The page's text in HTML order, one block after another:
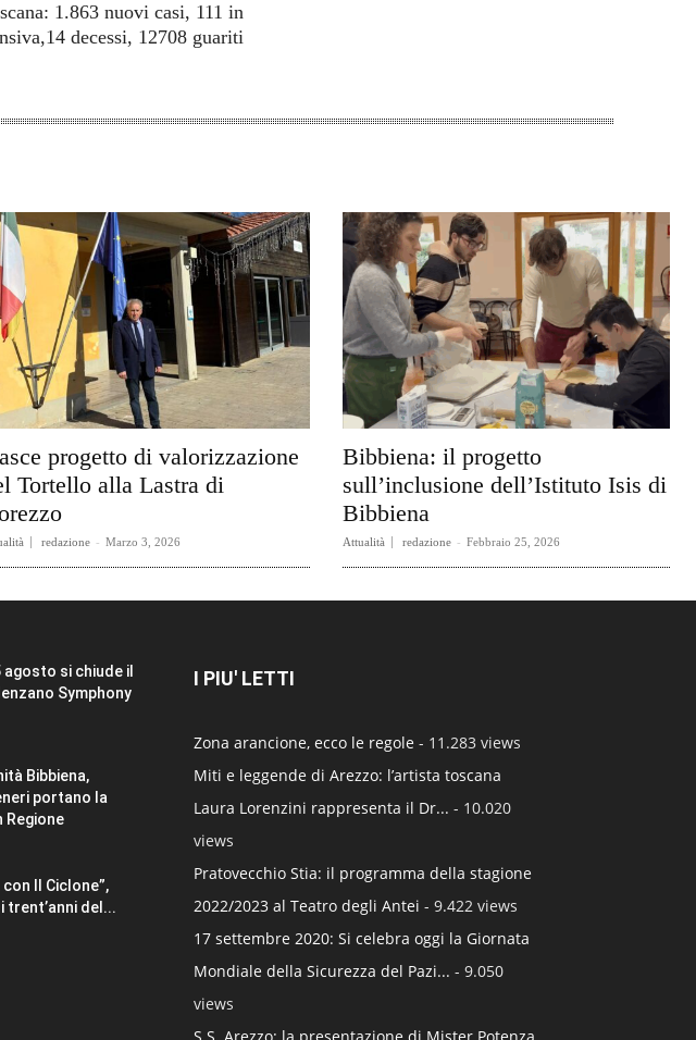
1.863 nuovi casi, 111 in
decessi, 12708 guariti
progetto di valorizzazione
Tortello alla Lastra di
redazione - Marzo 3, 2026
Bibbiena: il progetto
sull’inclusione dell’Istituto Isis di
Bibbiena
Attualità redazione - Febbraio 25, 2026
si chiude il
Symphony
Bibbiena,
portano la
Regione
con Il Ciclone”,
trent’anni del...
I PIU' LETTI
Zona arancione, ecco le regole - 11.283 views
Miti e leggende di Arezzo: l’artista toscana
Laura Lorenzini rappresenta il Dr... - 10.020
views
Pratovecchio Stia: il programma della stagione
2022/2023 al Teatro degli Antei - 9.422 views
17 settembre 2020: Si celebra oggi la Giornata
Mondiale della Sicurezza del Pazi... - 9.050
views